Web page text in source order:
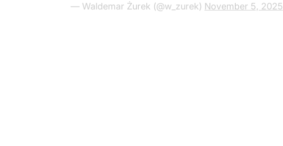
— Waldemar Żurek (@w_zurek) November 5, 2025